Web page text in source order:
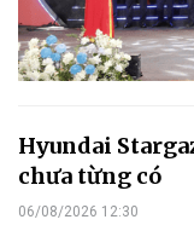
Hyundai
chưa từng có
06/08/2026 12:30